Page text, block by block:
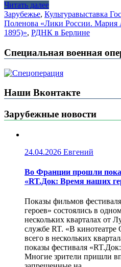
Читать далее
Зарубежье, Культуравыставка
Поленова «Лики России. Мария
1895)», РДНК в Берлине
Специальная военная
Наши Вконтакте
Зарубежные новости
24.04.2026 Евгений
Во Франции прошли
«RT.Док: Время наших
Показы фильмов
героев» состоялись в
нескольких кварталах от
службе RT. «В кинотеатре
всего в нескольких
показы фестиваля
Многие зрители пришли